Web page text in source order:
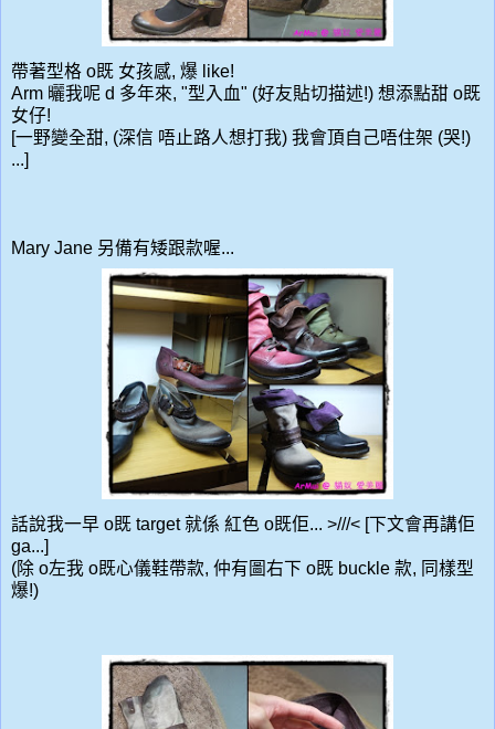
帶著型格 o既 女孩感, 爆 like!
Arm 曬我呢 d 多年來, "型入血" (好友貼切描述!) 想添點甜 o既
女仔!
[一野變全甜, (深信 唔止路人想打我) 我會頂自己唔住架 (哭!)
...]
Mary Jane 另備有矮跟款喔...
話說我一早 o既 target 就係 紅色 o既佢... >///< [下文會再講佢
ga...]
(除 o左我 o既心儀鞋帶款, 仲有圖右下 o既 buckle 款, 同樣型
爆!)